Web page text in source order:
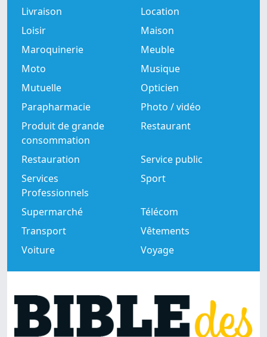
Livraison
Location
Loisir
Maison
Maroquinerie
Meuble
Moto
Musique
Mutuelle
Opticien
Parapharmacie
Photo / vidéo
Produit de grande
consommation
Restaurant
Restauration
Service public
Services
Professionnels
Sport
Supermarché
Télécom
Transport
Vêtements
Voiture
Voyage